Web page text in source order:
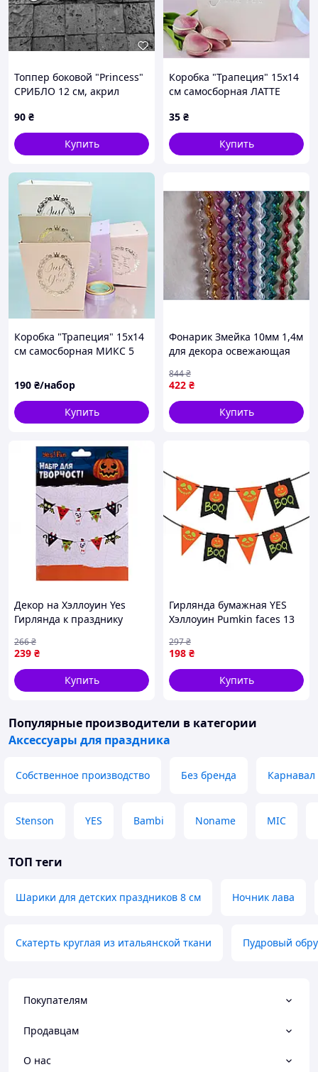
Топпер боковой "Princess"
СРИБЛО 12 см, акрил
90 ₴
Купить
Коробка "Трапеция" 15х14
см самосборная ЛАТТЕ
35 ₴
Купить
Коробка "Трапеция" 15х14
см самосборная МИКС 5
190 ₴/набор
Купить
Фонарик Змейка 10мм 1,4м
для декора освежающая
ЯБЛОНСКИЙ
422 ₴
844₴
Купить
Декор на Хэллоуин Yes
Гирлянда к празднику
239 ₴
266₴
Купить
Гирлянда бумажная YES
Хэллоуин Pumkin faces 13
высокое качество
198 ₴
297₴
Купить
Популярные производители в категории
Аксессуары для праздника
Собственное производство Без бренда
Stenson YES Bambi Noname MIC
ТОП теги
Шарики для детских праздников 8 см Ночник лава
Скатерть круглая из итальянской ткани Пудровый
Покупателям
Продавцам
О нас